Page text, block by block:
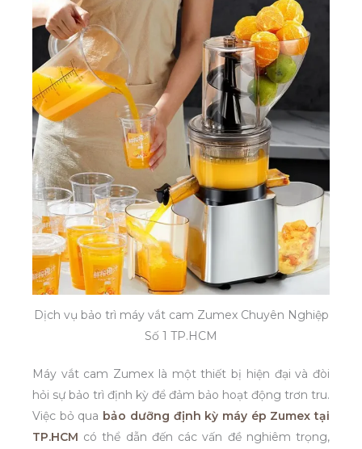
Dịch vụ bảo trì máy vắt cam Zumex Chuyên Nghiệp
Số 1 TP.HCM
Máy vắt cam Zumex là một thiết bị hiện đại và đòi
hỏi sự bảo trì định kỳ để đảm bảo hoạt động trơn tru.
Việc bỏ qua bảo dưỡng định kỳ máy ép Zumex tại
TP.HCM có thể dẫn đến các vấn đề nghiêm trọng,